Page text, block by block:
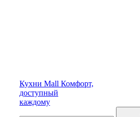
Кухни Mall Комфорт,
доступный
каждому